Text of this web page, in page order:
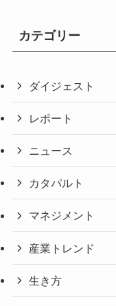
カテゴリー
ダイジェスト
レポート
ニュース
カタパルト
マネジメント
産業トレンド
生き方